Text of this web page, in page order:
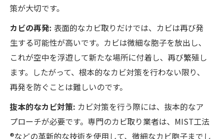
策が大切です。
カビの再発: 表面的なカビ取りだけでは、カビは再び発
生する可能性が高いです。カビは微細な胞子を放出し、
これが空中を浮遊して新たな場所に付着し、再び繁殖し
ます。したがって、根本的なカビ対策を行わない限り、
再発を防ぐことは難しいのです。
抜本的なカビ対策: カビ対策を行う際には、抜本的なア
プローチが必要です。専門のカビ取り業者は、MIST工法
®などの革新的な技術を使用して、微細なカビ胞子までし